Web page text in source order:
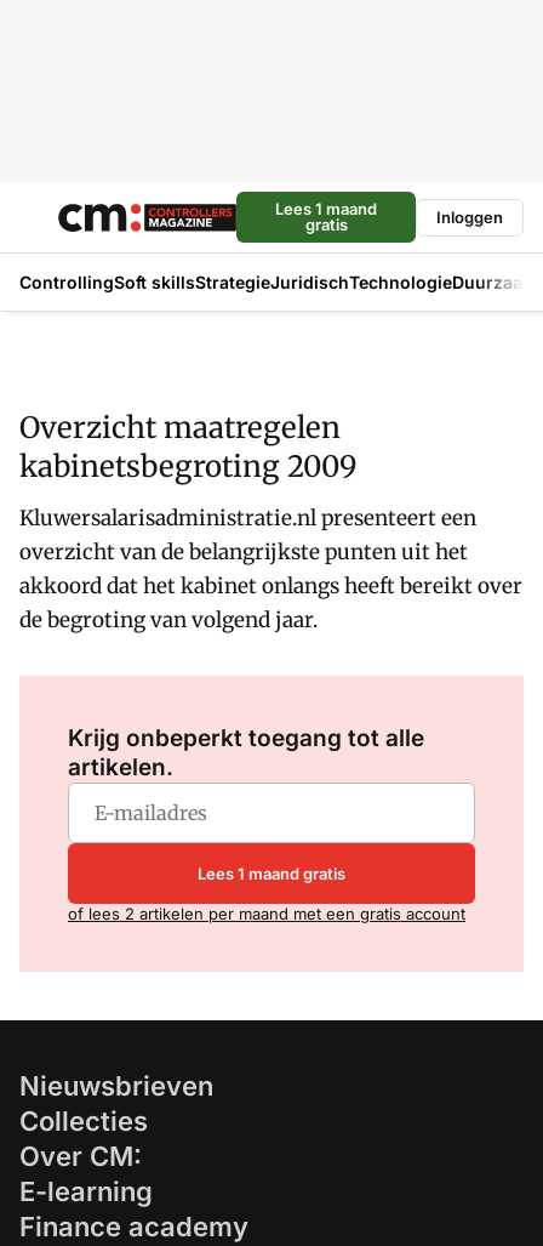
Lees 1 maand
gratis
Inloggen
ControllingSoft skillsStrategieJuridischTechnologie
Overzicht maatregelen
kabinetsbegroting 2009
Kluwersalarisadministratie.nl presenteert een
overzicht van de belangrijkste punten uit het
akkoord dat het kabinet onlangs heeft bereikt over
de begroting van volgend jaar.
Krijg onbeperkt toegang tot alle
artikelen.
Lees 1 maand gratis
of lees 2 artikelen per maand met een gratis account
Nieuwsbrieven
Collecties
Over CM:
E-learning
Finance academy